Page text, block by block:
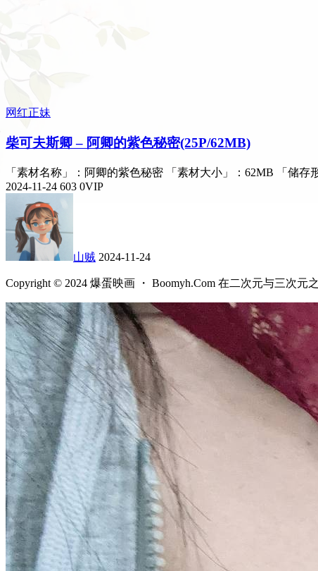
网红正妹
柴可夫斯卿 – 阿卿的紫色秘密(25P/62MB)
「素材名称」：阿卿的紫色秘密 「素材大小」：62MB 「储
2024-11-24 603 0VIP
山贼 2024-11-24
Copyright © 2024 爆蛋映画 ・ Boomyh.Com 在二次元与三次元